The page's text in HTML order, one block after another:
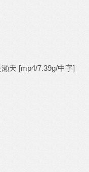
天 [mp4/7.39g/中字]